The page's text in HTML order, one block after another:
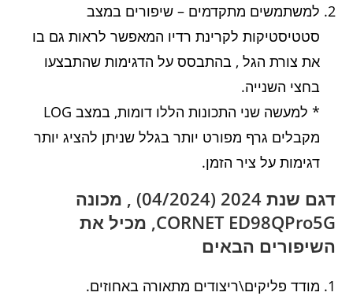
למשתמשים מתקדמים – שיפורים במצב
סטטיסטיקות לקרינת רדיו המאפשר לראות גם בו
את צורת הגל , בהתבסס על הדגימות שהתבצעו
בחצי השנייה.
* למעשה שני התכונות הללו דומות, במצב LOG
מקבלים גרף מפורט יותר בגלל שניתן להציג יותר
דגימות על ציר הזמן.
דגם שנת 2024 (04/2024) , מכונה
CORNET ED98QPro5G, מכיל את
השיפורים הבאים
מודד פליקים\ריצודים מתאורה באחוזים.